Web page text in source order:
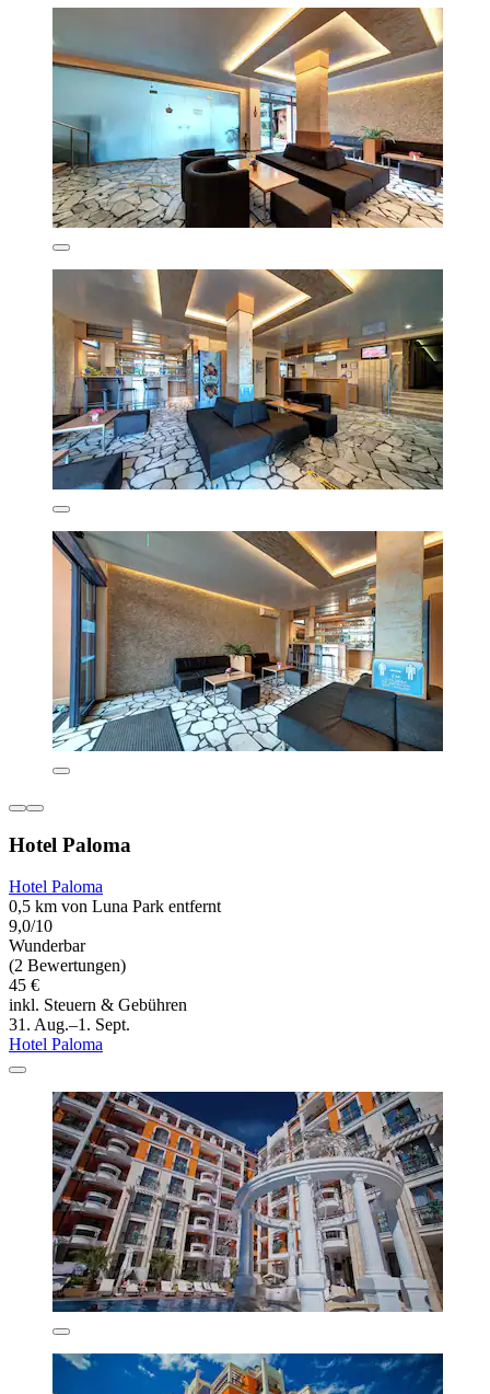
Hotel Paloma
Hotel Paloma
0,5 km von Luna Park entfernt
9,0/10
Wunderbar
(2 Bewertungen)
45 €
inkl. Steuern & Gebühren
31. Aug.–1. Sept.
Hotel Paloma